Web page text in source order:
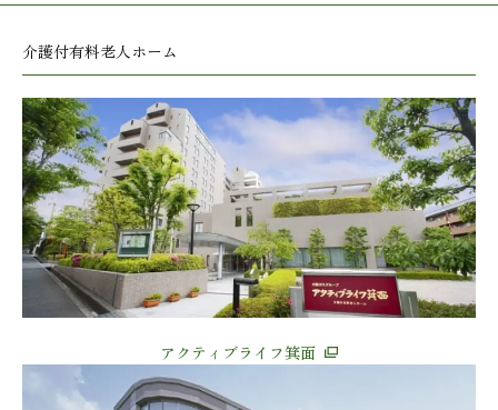
介護付有料老人ホーム
アクティブライフ箕面